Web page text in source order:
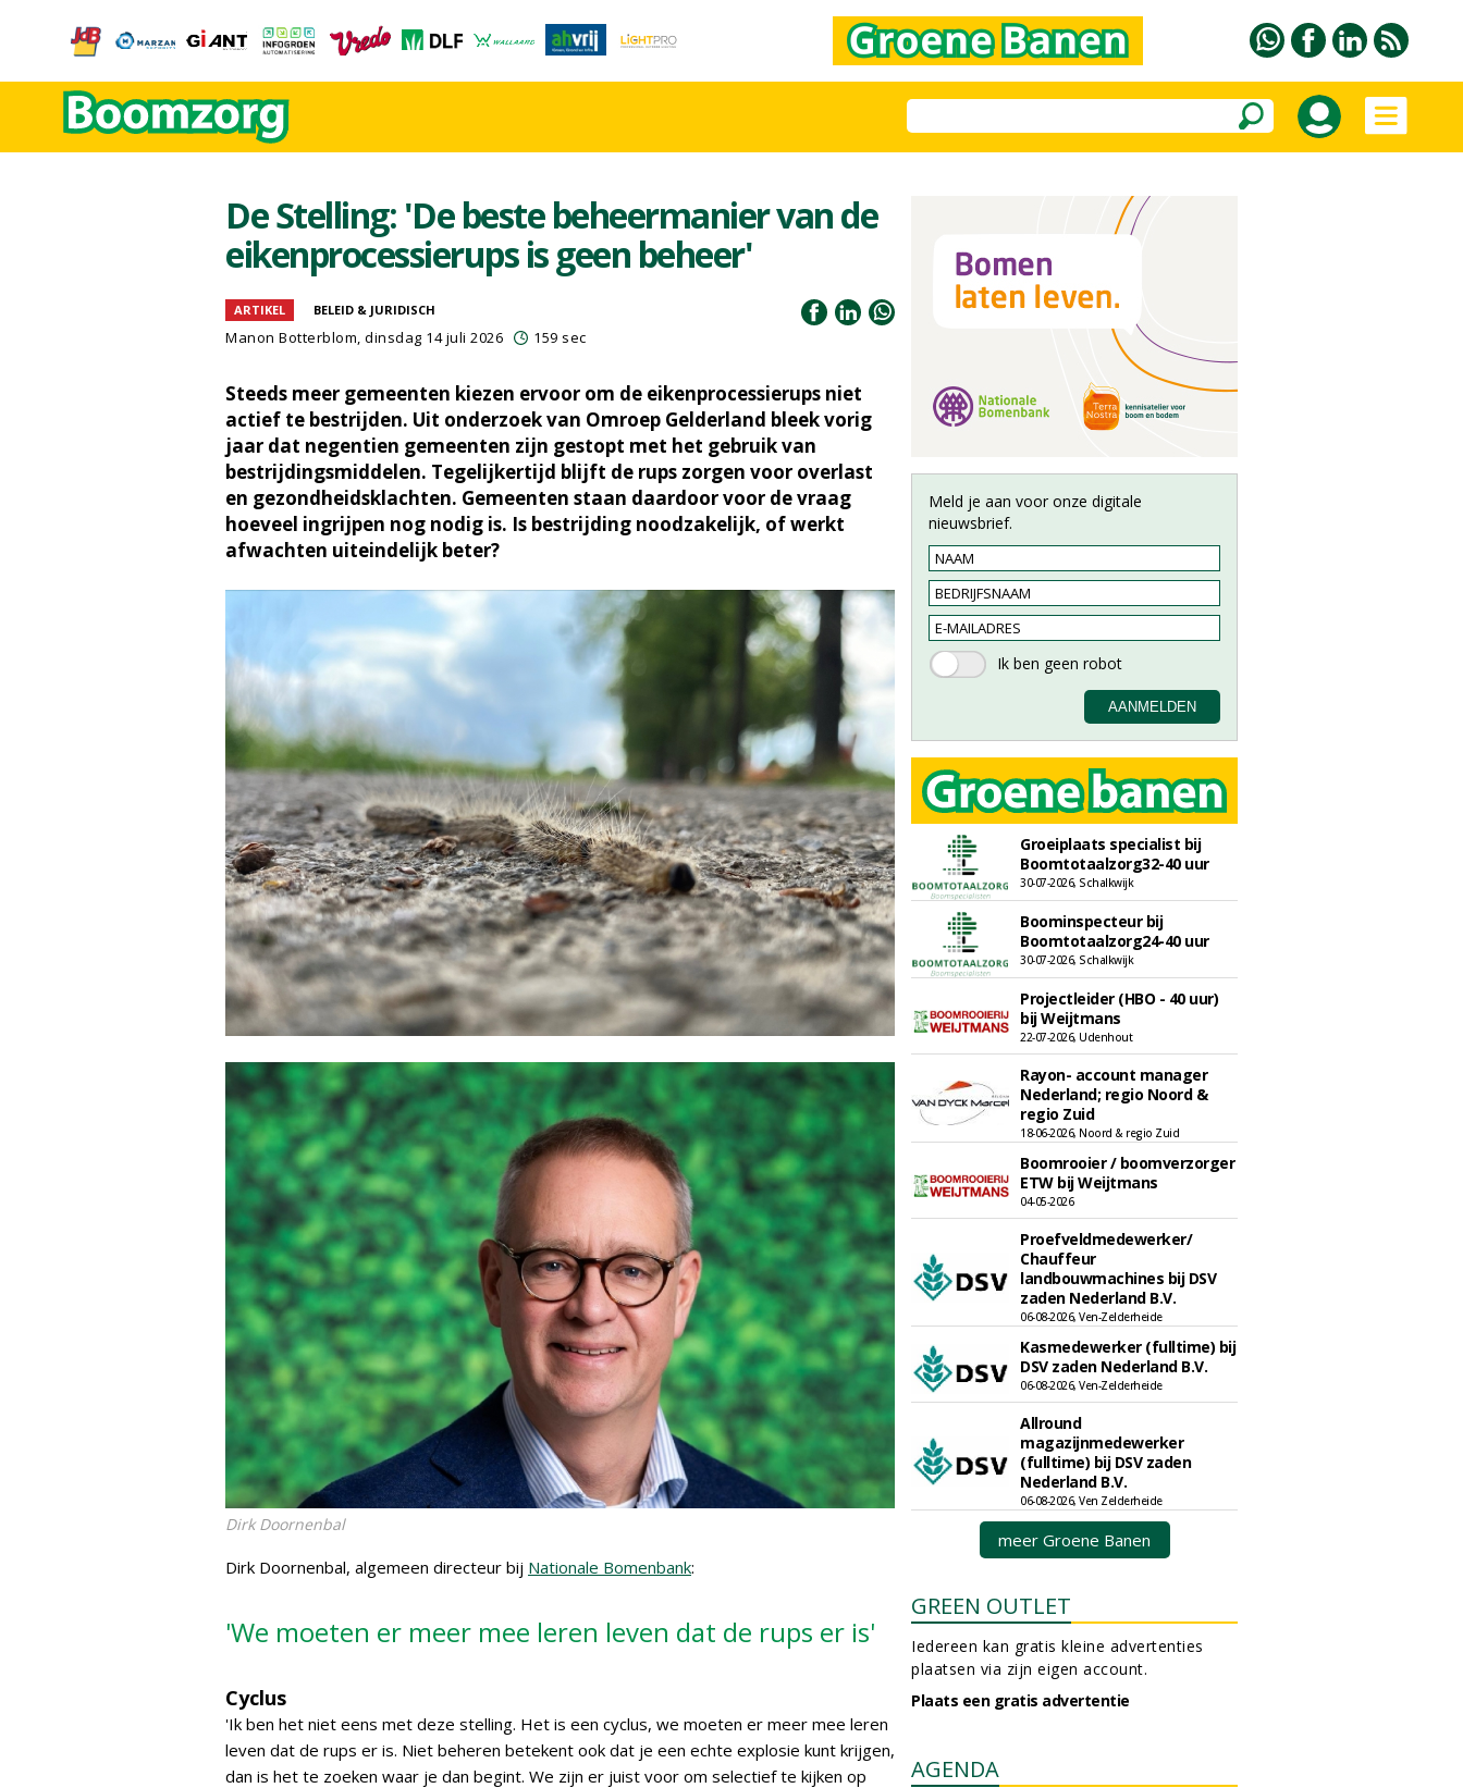
De Stelling: 'De beste beheermanier van de
eikenprocessierups is geen beheer'
ARTIKEL BELEID & JURIDISCH
Manon Botterblom, dinsdag 14 juli 2026 159 sec
Steeds meer gemeenten kiezen ervoor om de eikenprocessierups niet
actief te bestrijden. Uit onderzoek van Omroep Gelderland bleek vorig
jaar dat negentien gemeenten zijn gestopt met het gebruik van
bestrijdingsmiddelen. Tegelijkertijd blijft de rups zorgen voor overlast
en gezondheidsklachten. Gemeenten staan daardoor voor de vraag
hoeveel ingrijpen nog nodig is. Is bestrijding noodzakelijk, of werkt
afwachten uiteindelijk beter?
Dirk Doornenbal
Dirk Doornenbal, algemeen directeur bij Nationale Bomenbank:
'We moeten er meer mee leren leven dat de rups er is'
Cyclus
'Ik ben het niet eens met deze stelling. Het is een cyclus, we moeten er meer mee leren
leven dat de rups er is. Niet beheren betekent ook dat je een echte explosie kunt krijgen,
dan is het te zoeken waar je dan begint. We zijn er juist voor om selectief te kijken op
Meld je aan voor onze digitale
nieuwsbrief.
Groeiplaats specialist bij
Boomtotaalzorg32-40 uur
30-07-2026, Schalkwijk
Boominspecteur bij
Boomtotaalzorg24-40 uur
30-07-2026, Schalkwijk
Projectleider (HBO - 40 uur)
bij Weijtmans
22-07-2026, Udenhout
Rayon- account manager
Nederland; regio Noord &
regio Zuid
18-06-2026, Noord & regio Zuid
Boomrooier / boomverzorger
ETW bij Weijtmans
04-05-2026
Proefveldmedewerker/
Chauffeur
landbouwmachines bij DSV
zaden Nederland B.V.
06-08-2026, Ven-Zelderheide
Kasmedewerker (fulltime) bij
DSV zaden Nederland B.V.
06-08-2026, Ven-Zelderheide
Allround
magazijnmedewerker
(fulltime) bij DSV zaden
Nederland B.V.
06-08-2026, Ven Zelderheide
meer Groene Banen
GREEN OUTLET
Iedereen kan gratis kleine advertenties
plaatsen via zijn eigen account.
Plaats een gratis advertentie
AGENDA